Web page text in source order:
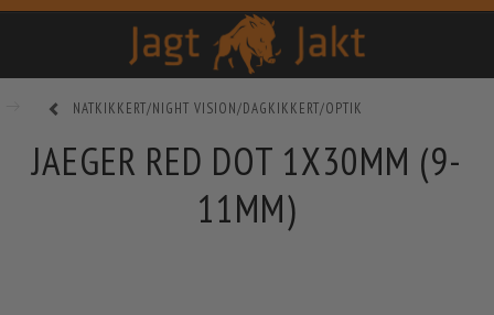
NATKIKKERT/NIGHT VISION/DAGKIKKERT/OPTIK
JAEGER RED DOT 1X30MM (9-
11MM)